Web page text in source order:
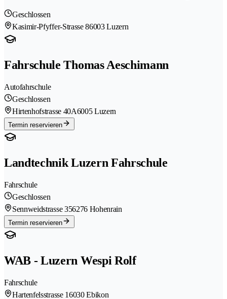
Geschlossen
Kasimir-Pfyffer-Strasse 86003 Luzern
Fahrschule Thomas Aeschimann
Autofahrschule
Geschlossen
Hirtenhofstrasse 40A6005 Luzern
Termin reservieren
Landtechnik Luzern Fahrschule
Fahrschule
Geschlossen
Sennweidstrasse 356276 Hohenrain
Termin reservieren
WAB - Luzern Wespi Rolf
Fahrschule
Hartenfelsstrasse 16030 Ebikon